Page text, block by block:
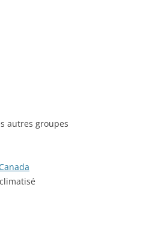
autres groupes